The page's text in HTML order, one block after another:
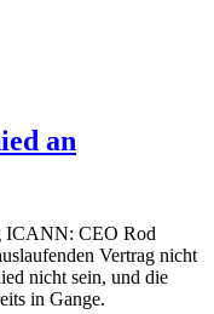
an
ICANN: CEO Rod
Vertrag nicht
nicht sein, und die
in Gange.